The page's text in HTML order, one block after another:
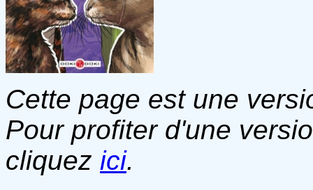
Cette page est une
Pour profiter d'une
cliquez ici.